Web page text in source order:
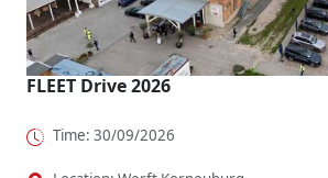
FLEET Drive 2026
Time: 30/09/2026